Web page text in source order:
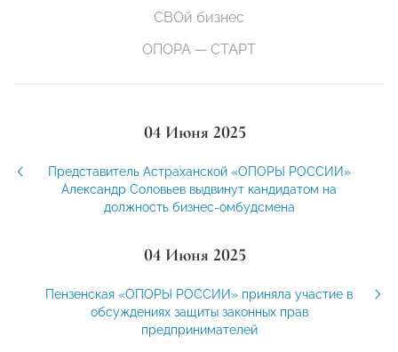
СВОй бизнес
ОПОРА — СТАРТ
04 Июня 2025
Представитель Астраханской «ОПОРЫ РОССИИ»
Александр Соловьев выдвинут кандидатом на
должность бизнес-омбудсмена
04 Июня 2025
Пензенская «ОПОРЫ РОССИИ» приняла участие в
обсуждениях защиты законных прав
предпринимателей